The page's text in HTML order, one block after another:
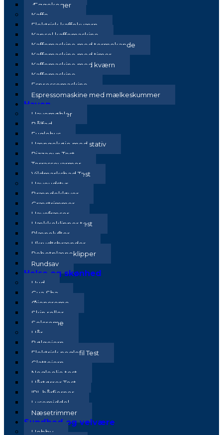
Æggekoger
Kaffe
Elektrisk kaffekværn
Kapsel kaffemaskine
Kaffemaskine med termokande
Kaffemaskine med timer
Kaffemaskine med kværn
Kaffemaskine
Espressomaskine
Espressomaskine med mælkeskummer
Haven
Havemøbler
Bålfad
Fuglehus
Hængekøje med stativ
Pizzaovn Test
Terrassevarmer
Vildmarksbad Test
Haveudstyr
Brændekløver
Græstrimmer
Havefræser
Hækkeklipper test
Plænelufter
Ukrudtsbrænder
Robotplæneklipper
Rundsav
Helse og skønhed
Hud
Gua Sha
Øjencreme
Skin roller
Solcreme
Hår
Bølgejern
Elektrisk neglefil Test
Glattejern
Negleolie test
Hårtørrer Test
IPL hårfjerner
Lusemiddel
Næsetrimmer
Sundhed og velvære
Hobby